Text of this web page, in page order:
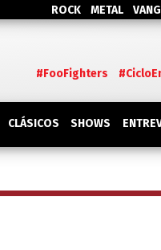
ROCK METAL
#FooFighters
CLÁSICOS SHOWS